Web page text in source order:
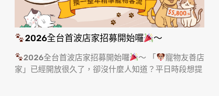
2026全台首波店家招募開始囉 ～
2026全台首波店家招募開始囉 ～ 「
寵物友善店
家」已經開放很久了，卻沒什麼人知道？平日時段想提